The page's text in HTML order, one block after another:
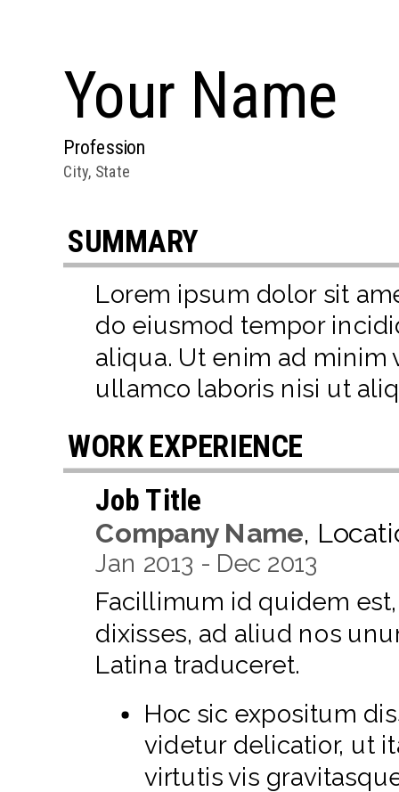
Your Name
Profession
City, State
SUMMARY
Lorem ipsum dolor sit
do eiusmod tempor
aliqua. Ut enim ad minim
ullamco laboris nisi ut
WORK EXPERIENCE
Job Title
Company Name,
Jan 2013 - Dec 2013
Facillimum id quidem
dixisses, ad aliud nos
Latina traduceret.
Hoc sic expositum
videtur delicatior, ut
virtutis vis